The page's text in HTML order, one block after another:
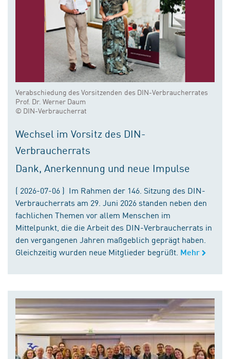
Verabschiedung des Vorsitzenden des DIN-Verbraucherrates
Prof. Dr. Werner Daum
© DIN-Verbraucherrat
Wechsel im Vorsitz des DIN-
Verbraucherrats
Dank, Anerkennung und neue Impulse
( 2026-07-06 ) Im Rahmen der 146. Sitzung des DIN-
Verbraucherrats am 29. Juni 2026 standen neben den
fachlichen Themen vor allem Menschen im
Mittelpunkt, die die Arbeit des DIN-Verbraucherrats in
den vergangenen Jahren maßgeblich geprägt haben.
Gleichzeitig wurden neue Mitglieder begrüßt. Mehr